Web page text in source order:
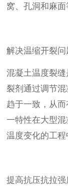
窝、孔洞和麻面
解决温缩开裂问
混凝土温度裂
裂剂通过调节
趋于一致，从
一特性在大型
温度变化的工程
提高抗压抗拉强